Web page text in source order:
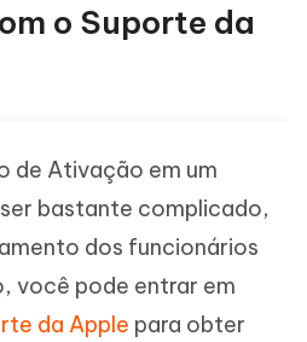
o Suporte da
de Ativação em um
bastante complicado,
dos funcionários
você pode entrar em
da Apple para obter